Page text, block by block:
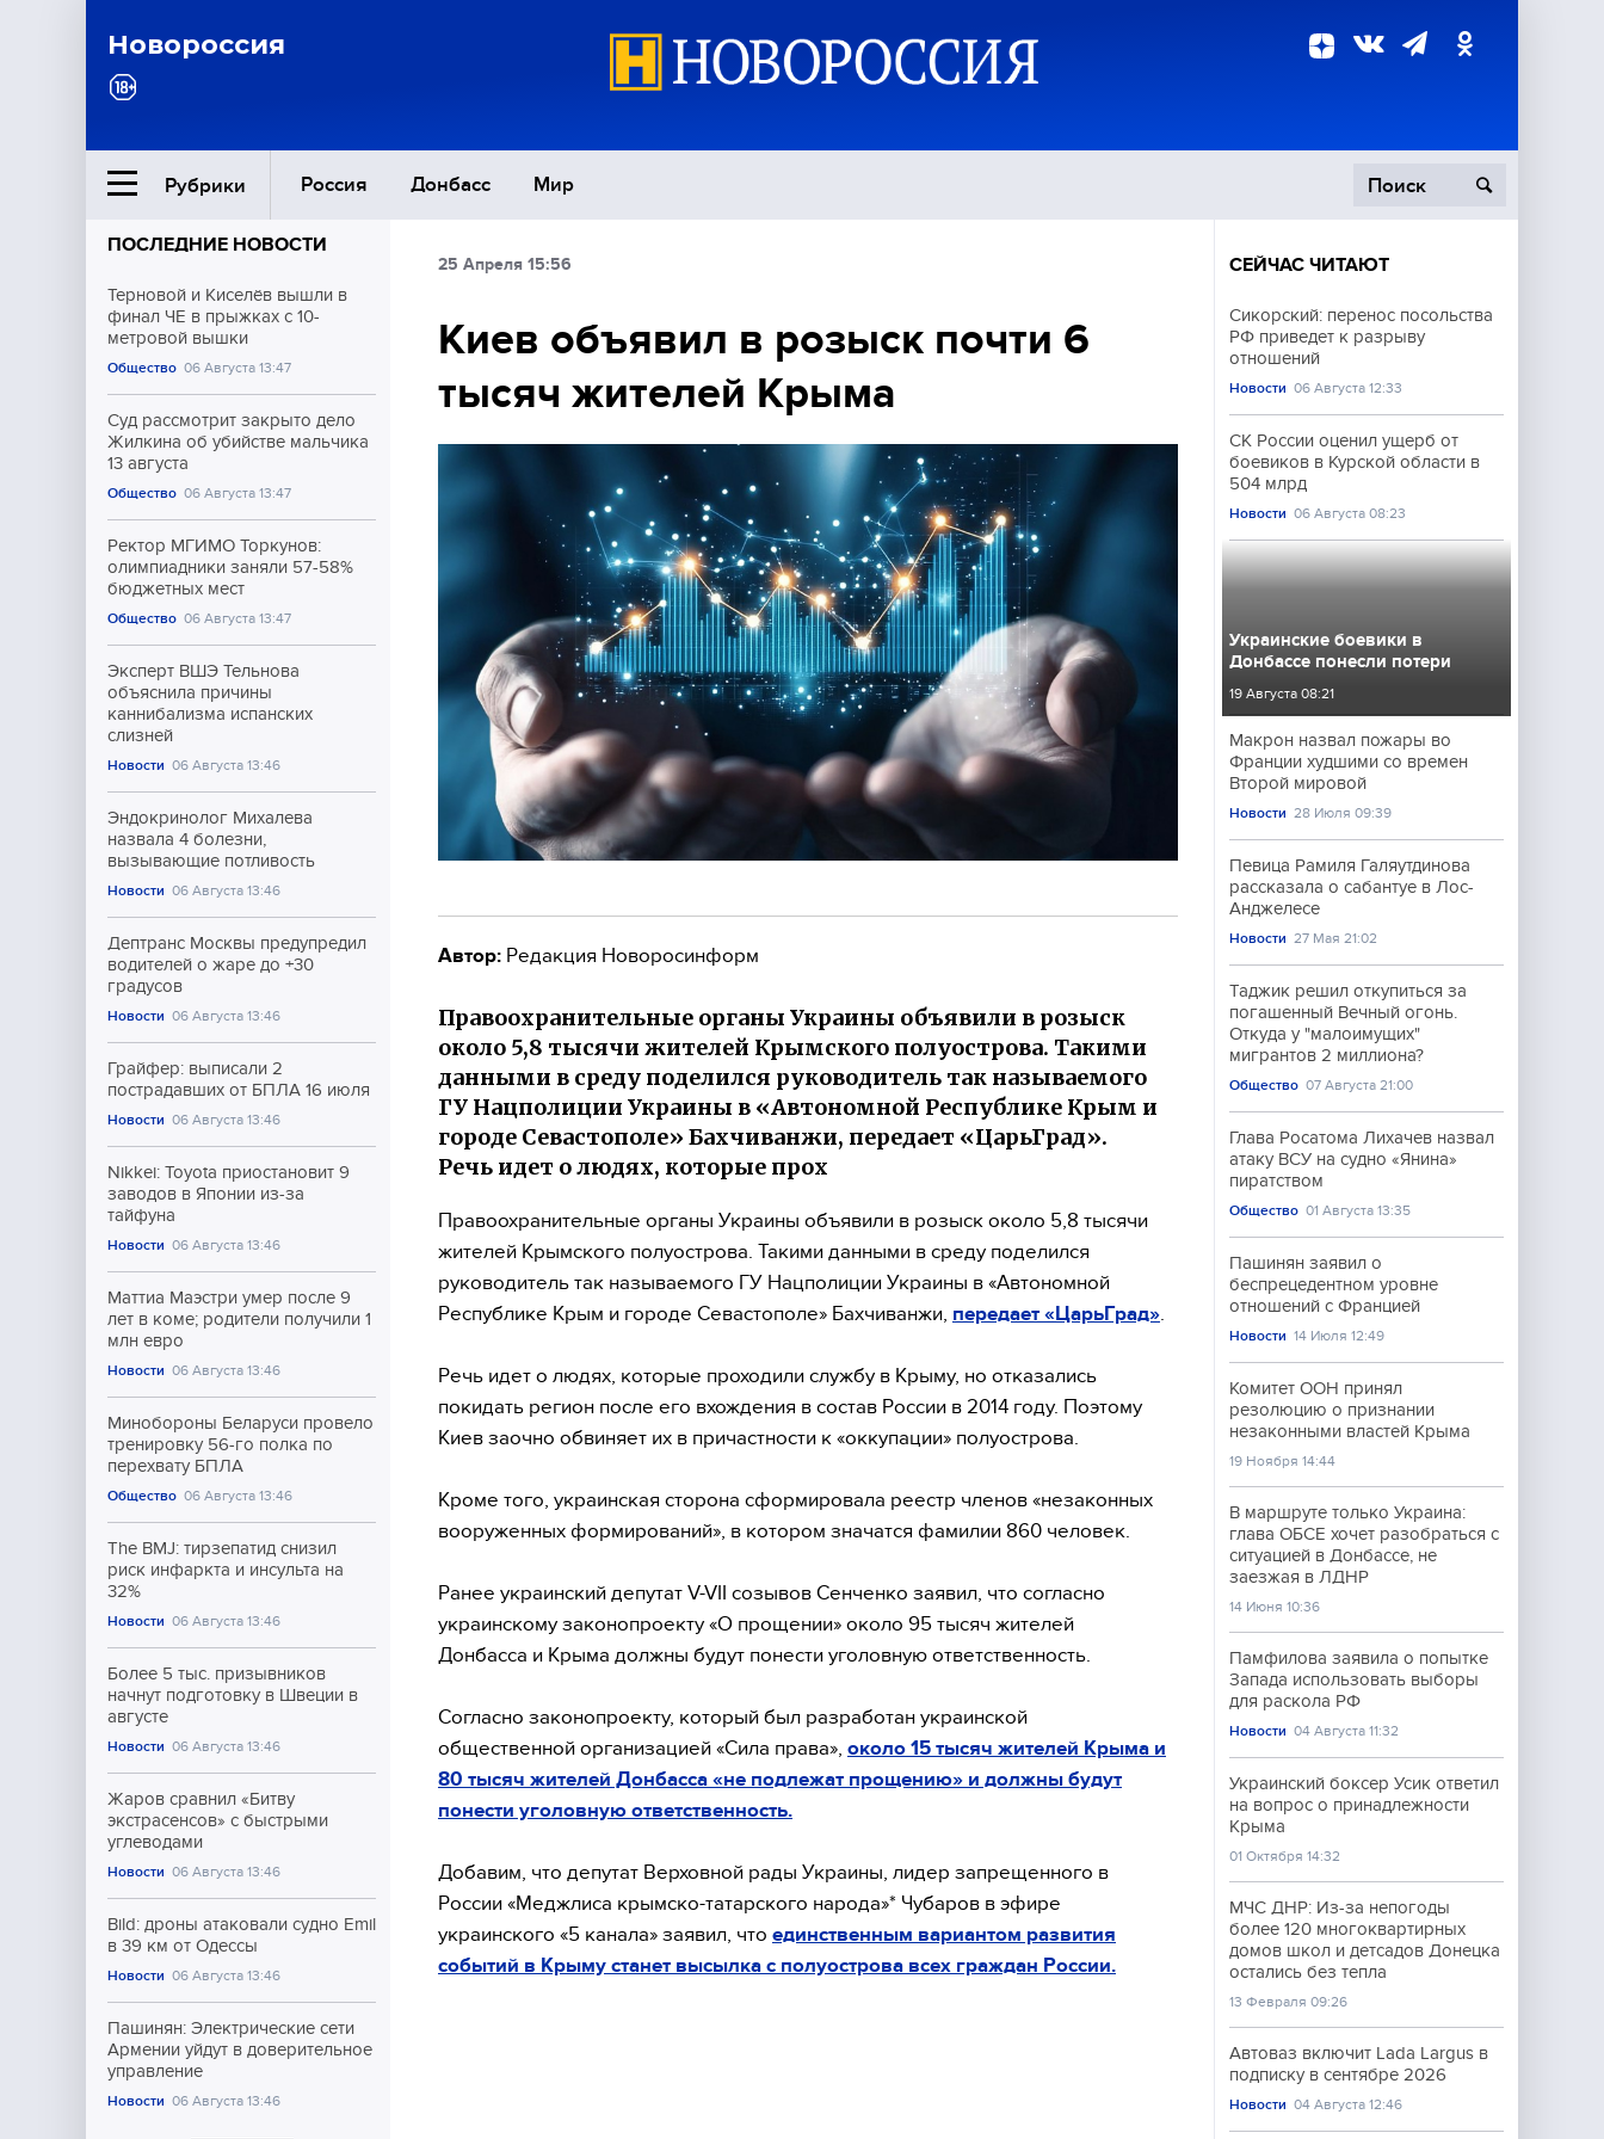
Новороссия
Рубрики Россия Донбасс Мир
Ближний Восток
Общество
Экономика
Происшествия
Культура
ПОСЛЕДНИЕ НОВОСТИ
Терновой и Киселёв вышли в
финал ЧЕ в прыжках с 10-
метровой вышки
Общество 06 Августа 13:47
Суд рассмотрит закрыто дело
Жилкина об убийстве мальчика
13 августа
Общество 06 Августа 13:47
Ректор МГИМО Торкунов:
олимпиадники заняли 57-58%
бюджетных мест
Общество 06 Августа 13:47
Эксперт ВШЭ Тельнова
объяснила причины
каннибализма испанских
слизней
Новости 06 Августа 13:46
Эндокринолог Михалева
назвала 4 болезни,
вызывающие потливость
Новости 06 Августа 13:46
Дептранс Москвы предупредил
водителей о жаре до +30
градусов
Новости 06 Августа 13:46
Грайфер: выписали 2
пострадавших от БПЛА 16 июля
Новости 06 Августа 13:46
Nikkei: Toyota приостановит 9
заводов в Японии из-за
тайфуна
Новости 06 Августа 13:46
Маттиа Маэстри умер после 9
лет в коме; родители получили 1
млн евро
Новости 06 Августа 13:46
Минобороны Беларуси провело
тренировку 56-го полка по
перехвату БПЛА
Общество 06 Августа 13:46
The BMJ: тирзепатид снизил
риск инфаркта и инсульта на
32%
Новости 06 Августа 13:46
Более 5 тыс. призывников
начнут подготовку в Швеции в
августе
Новости 06 Августа 13:46
Жаров сравнил «Битву
экстрасенсов» с быстрыми
углеводами
Новости 06 Августа 13:46
Bild: дроны атаковали судно Emil
в 39 км от Одессы
Новости 06 Августа 13:46
Пашинян: Электрические сети
Армении уйдут в доверительное
управление
Новости 06 Августа 13:46
25 Апреля 15:56
Киев объявил в розыск почти 6
тысяч жителей Крыма
Автор: Редакция Новоросинформ
Правоохранительные органы Украины объявили в розыск
около 5,8 тысячи жителей Крымского полуострова. Такими
данными в среду поделился руководитель так называемого
ГУ Нацполиции Украины в «Автономной Республике Крым и
городе Севастополе» Бахчиванжи, передает «ЦарьГрад».
Речь идет о людях, которые прох
Правоохранительные органы Украины объявили в розыск около 5,8 тысячи
жителей Крымского полуострова. Такими данными в среду поделился
руководитель так называемого ГУ Нацполиции Украины в «Автономной
Республике Крым и городе Севастополе» Бахчиванжи, передает «ЦарьГрад»
Речь идет о людях, которые проходили службу в Крыму, но отказались
покидать регион после его вхождения в состав России в 2014 году. Поэтому
Киев заочно обвиняет их в причастности к «оккупации» полуострова.
Кроме того, украинская сторона сформировала реестр членов «незаконных
вооруженных формирований», в котором значатся фамилии 860 человек.
Ранее украинский депутат V-VII созывов Сенченко заявил, что согласно
украинскому законопроекту «О прощении» около 95 тысяч жителей
Донбасса и Крыма должны будут понести уголовную ответственность.
Согласно законопроекту, который был разработан украинской
общественной организацией «Сила права», около 15 тысяч жителей Крыма и
80 тысяч жителей Донбасса «не подлежат прощению» и должны будут
понести уголовную ответственность.
Добавим, что депутат Верховной рады Украины, лидер запрещенного в
России «Меджлиса крымско-татарского народа»* Чубаров в эфире
украинского «5 канала» заявил, что единственным вариантом развития
событий в Крыму станет высылка с полуострова всех граждан России.
СЕЙЧАС ЧИТАЮТ
Сикорский: перенос посольства
РФ приведет к разрыву
отношений
Новости 06 Августа 12:33
СК России оценил ущерб от
боевиков в Курской области в
504 млрд
Новости 06 Августа 08:23
Украинские боевики в
Донбассе понесли потери
19 Августа 08:21
Макрон назвал пожары во
Франции худшими со времен
Второй мировой
Новости 28 Июля 09:39
Певица Рамиля Галяутдинова
рассказала о сабантуе в Лос-
Анджелесе
Новости 27 Мая 21:02
Таджик решил откупиться за
погашенный Вечный огонь.
Откуда у "малоимущих"
мигрантов 2 миллиона?
Общество 07 Августа 21:00
Глава Росатома Лихачев назвал
атаку ВСУ на судно «Янина»
пиратством
Общество 01 Августа 13:35
Пашинян заявил о
беспрецедентном уровне
отношений с Францией
Новости 14 Июля 12:49
Комитет ООН принял
резолюцию о признании
незаконными властей Крыма
19 Ноября 14:44
В маршруте только Украина:
глава ОБСЕ хочет разобраться с
ситуацией в Донбассе, не
заезжая в ЛДНР
14 Июня 10:36
Памфилова заявила о попытке
Запада использовать выборы
для раскола РФ
Новости 04 Августа 11:32
Украинский боксер Усик ответил
на вопрос о принадлежности
Крыма
01 Октября 14:32
МЧС ДНР: Из-за непогоды
более 120 многоквартирных
домов школ и детсадов Донецка
остались без тепла
13 Февраля 09:26
Автоваз включит Lada Largus в
подписку в сентябре 2026
Новости 04 Августа 12:46